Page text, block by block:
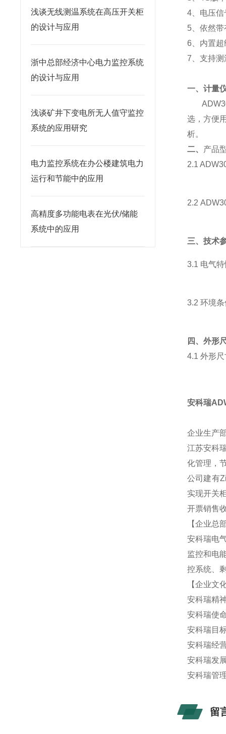
4、电压
5、依然
6、内置
7、支持
一、计量
选，方便
析。
二、 产品
2.1
2.2
三、技术
3.1 电气
3.2 环境
四、外形
4.1 外形
安科瑞
企业生产
江苏安科
化管理，
公司建有
实现开关
开票销售
【企业总
安科瑞电
监控和电
控系统、
【企业文
安科瑞精
安科瑞使
安科瑞目
安科瑞经
安科瑞发
安科瑞管
留
浅谈无线测温系统在高压开关柜
的设计与应用
浙中总部经济中心电力监控系统
的设计与应用
浅谈矿井下变电所无人值守监控
系统的应用研究
电力监控系统在办公楼建筑电力
运行和节能中的应用
高精度多功能电表在光伏/储能
系统中的应用